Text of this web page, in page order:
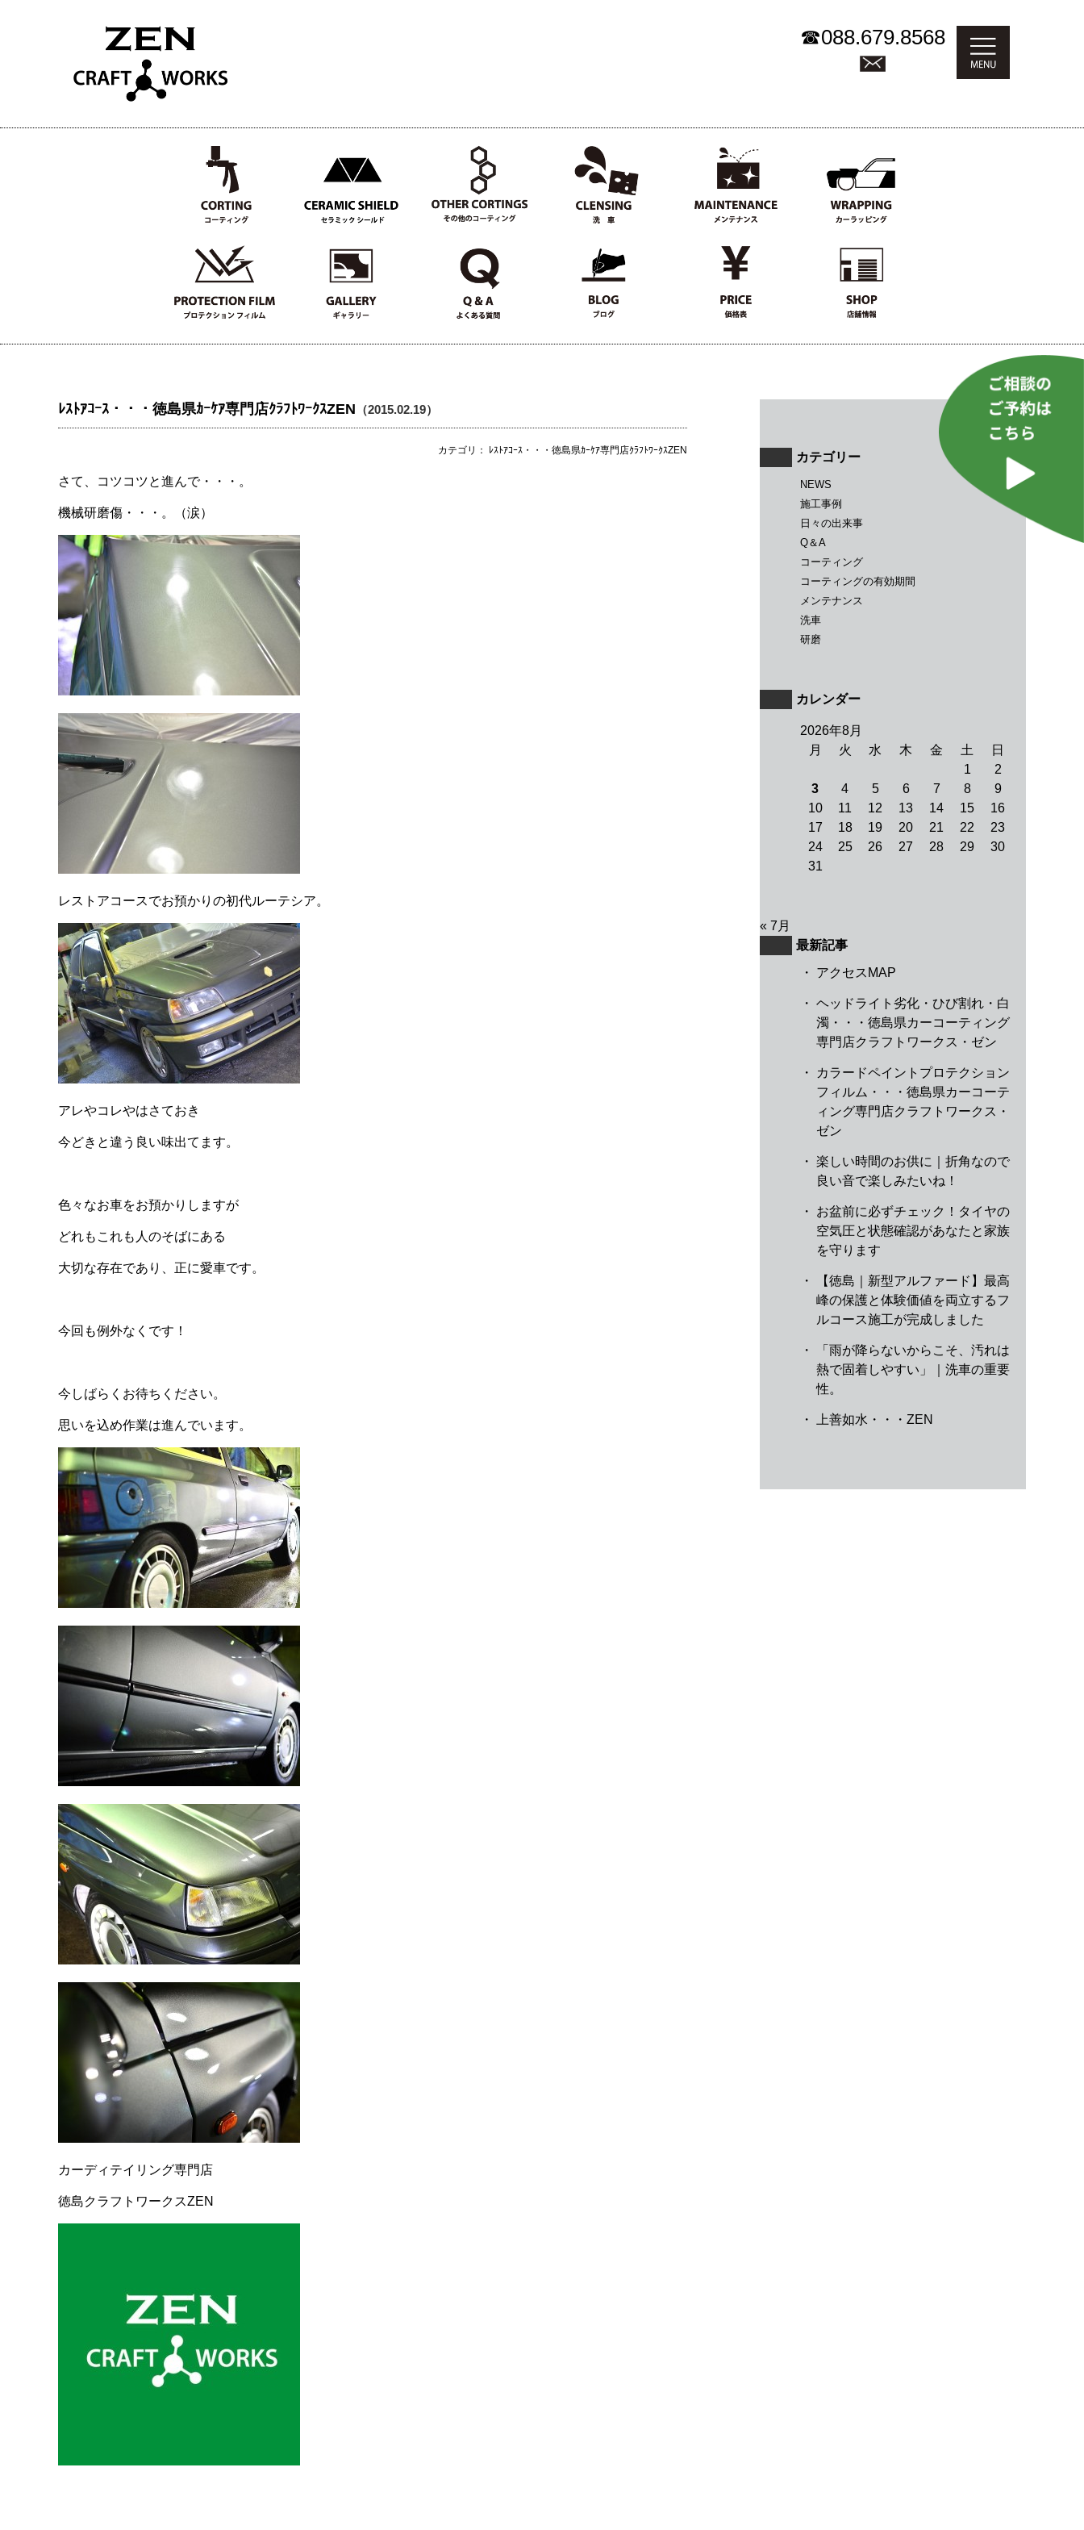
☎088.679.8568
ﾚｽﾄｱｺｰｽ・・・徳島県ｶｰｹｱ専門店ｸﾗﾌﾄﾜｰｸｽZEN （2015.02.19）
カテゴリ： ﾚｽﾄｱｺｰｽ・・・徳島県ｶｰｹｱ専門店ｸﾗﾌﾄﾜｰｸｽZEN
さて、コツコツと進んで・・・。
機械研磨傷・・・。（涙）
レストアコースでお預かりの初代ルーテシア。
アレやコレやはさておき
今どきと違う良い味出てます。
色々なお車をお預かりしますが
どれもこれも人のそばにある
大切な存在であり、正に愛車です。
今回も例外なくです！
今しばらくお待ちください。
思いを込め作業は進んでいます。
カーディテイリング専門店
徳島クラフトワークスZEN
カテゴリー
NEWS
施工事例
日々の出来事
Q＆A
コーティング
コーティングの有効期間
メンテナンス
洗車
研磨
カレンダー
2026年8月
月
火 水 木 金 土
日
1
2
3
4 5 6 7 8
9
10
11 12 13 14 15
16
17
18 19 20 21 22
23
24
25 26 27 28 29
30
31
« 7月
最新記事
・
アクセスMAP
・ ヘッドライト劣化・ひび割れ・白
濁・・・徳島県カーコーティング
専門店クラフトワークス・ゼン
・
カラードペイントプロテクション
フィルム・・・徳島県カーコーテ
ィング専門店クラフトワークス・
ゼン
・ 楽しい時間のお供に｜折角なので
良い音で楽しみたいね！
・
お盆前に必ずチェック！タイヤの
空気圧と状態確認があなたと家族
を守ります
・
【徳島｜新型アルファード】最高
峰の保護と体験価値を両立するフ
ルコース施工が完成しました
・
「雨が降らないからこそ、汚れは
熱で固着しやすい」｜洗車の重要
性。
・ 上善如水・・・ZEN